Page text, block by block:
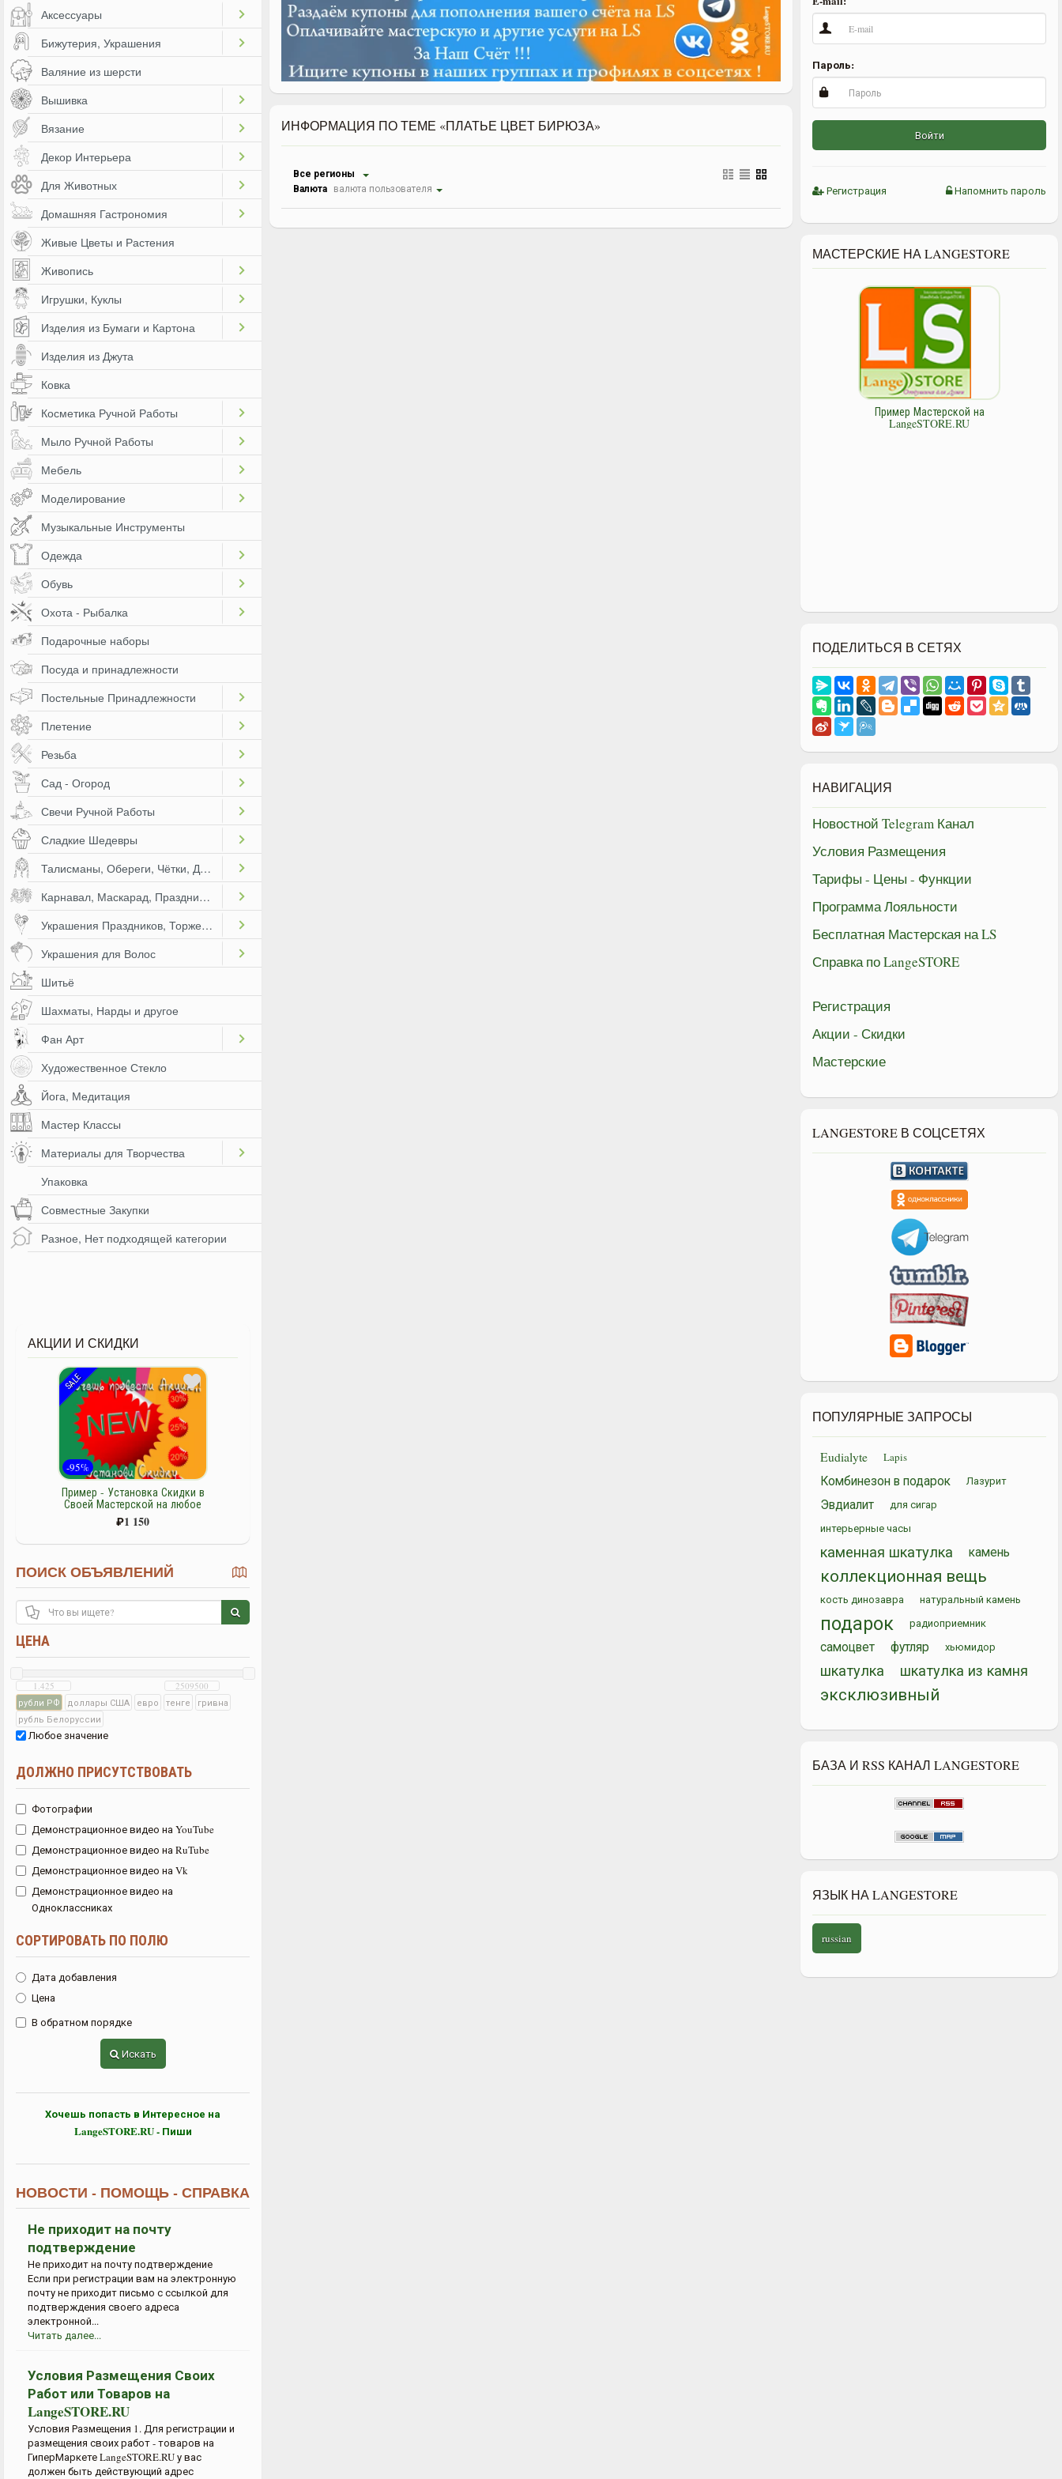
Аксессуары
Бижутерия, Украшения
Валяние из шерсти
Вышивка
Вязание
Декор Интерьера
Для Животных
Домашняя Гастрономия
Живые Цветы и Растения
Живопись
Игрушки, Куклы
Изделия из Бумаги и Картона
Изделия из Джута
Ковка
Косметика Ручной Работы
Мыло Ручной Работы
Мебель
Моделирование
Музыкальные Инструменты
Одежда
Обувь
Охота - Рыбалка
Подарочные наборы
Посуда и принадлежности
Постельные Принадлежности
Плетение
Резьба
Сад - Огород
Свечи Ручной Работы
Сладкие Шедевры
Талисманы, Обереги, Чётки, Другое
Карнавал, Маскарад, Праздники, Представления
Украшения Праздников, Торжеств
Украшения для Волос
Шитьё
Шахматы, Нарды и другое
Фан Арт
Художественное Стекло
Йога, Медитация
Мастер Классы
Материалы для Творчества
Упаковка
Совместные Закупки
Разное, Нет подходящей категории
АКЦИИ И СКИДКИ
SALE
-95%
Пример - Установка Скидки в
Своей Мастерской на любое
изделие - товар
₽1 150
ПОИСК ОБЪЯВЛЕНИЙ
ЦЕНА
рубли РФ доллары США евро тенге
гривна
рубль Белоруссии
Любое значение
ДОЛЖНО ПРИСУТСТВОВАТЬ
Фотографии
Демонстрационное видео на YouTube
Демонстрационное видео на RuTube
Демонстрационное видео на Vk
Демонстрационное видео на
Одноклассниках
СОРТИРОВАТЬ ПО ПОЛЮ
Дата добавления
Цена
В обратном порядке
Искать
Хочешь попасть в Интересное на
LangeSTORE.RU - Пиши
НОВОСТИ - ПОМОЩЬ - СПРАВКА
Не приходит на почту
подтверждение
Не приходит на почту подтверждение
Если при регистрации вам на электронную
почту не приходит письмо с ссылкой для
подтверждения своего адреса
электронной...
Читать далее...
Условия Размещения Своих
Работ или Товаров на
LangeSTORE.RU
Условия Размещения 1. Для регистрации и
размещения своих работ - товаров на
ГиперМаркете LangeSTORE.RU у вас
должен быть действующий адрес
ИНФОРМАЦИЯ ПО ТЕМЕ «ПЛАТЬЕ ЦВЕТ БИРЮЗА»
Все регионы
Валюта валюта пользователя
Пароль:
Войти
Регистрация Напомнить пароль
МАСТЕРСКИЕ НА LANGESTORE
Пример Мастерской на
LangeSTORE.RU
ПОДЕЛИТЬСЯ В СЕТЯХ
НАВИГАЦИЯ
Новостной Telegram Канал
Условия Размещения
Тарифы - Цены - Функции
Программа Лояльности
Бесплатная Мастерская на LS
Справка по LangeSTORE
Регистрация
Акции - Скидки
Мастерские
LANGESTORE В СОЦСЕТЯХ
ПОПУЛЯРНЫЕ ЗАПРОСЫ
Eudialyte Lapis
Комбинезон в подарок Лазурит
Эвдиалит
для сигар
интерьерные часы
каменная шкатулка камень
коллекционная вещь
кость динозавра натуральный камень
подарок радиоприемник
самоцвет футляр хьюмидор
шкатулка шкатулка из камня
эксклюзивный
БАЗА И RSS КАНАЛ LANGESTORE
ЯЗЫК НА LANGESTORE
russian